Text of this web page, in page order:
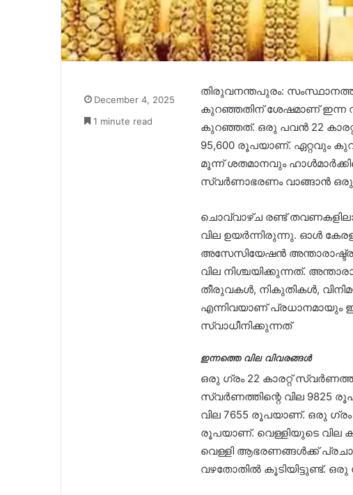
തിരുവനന്തപുരം:
കുറഞ്ഞതിന് ശേഷമാണ് ഇന്ന
കുറഞ്ഞത്. ഒരു പവൻ 22
95,600 രൂപയാണ്. ഏറ്റവും
മൂന്ന് ശതമാനവും
സ്വർണാഭരണം വാങ്ങാൻ
ചൊവ്വാഴ്ച രണ്ട്
വില ഉയർന്നിരുന്നു. ഓൾ
അസേസിയേഷൻ
വില നിശ്ചയിക്കുന്നത്.
തീരുവകൾ, നികുതികൾ,
എന്നിവയാണ് പ്രധാനമായും
സ്വാധീനിക്കുന്നത്
ഇന്നത്തെ വില വിവരങ്ങൾ
ഒരു ഗ്രം 22 കാരറ്റ്
സ്വർണത്തിന്റെ വില 9825
വില 7655 രൂപയാണ്. ഒരു ഗ്രം
രൂപയാണ്. വെള്ളിയുടെ വില
വെള്ളി ആഭരണങ്ങൾക്ക്
വഴതോതിൽ കൂടിയിട്ടുണ്ട്. ഒരു
December 4, 2025
1 minute read